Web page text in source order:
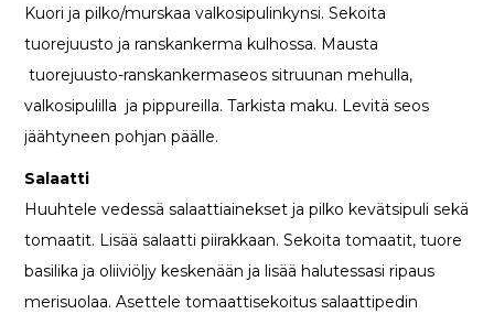
Kuori ja pilko/murskaa valkosipulinkynsi. Sekoita
tuorejuusto ja ranskankerma kulhossa. Mausta
tuorejuusto-ranskankermaseos sitruunan mehulla,
valkosipulilla ja pippureilla. Tarkista maku. Levitä seos
jäähtyneen pohjan päälle.
Salaatti
Huuhtele vedessä salaattiainekset ja pilko kevätsipuli sekä
tomaatit. Lisää salaatti piirakkaan. Sekoita tomaatit, tuore
basilika ja oliiviöljy keskenään ja lisää halutessasi ripaus
merisuolaa. Asettele tomaattisekoitus salaattipedin